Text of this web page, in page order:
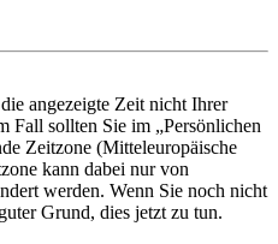
angezeigte Zeit nicht Ihrer
Fall sollten Sie im „Persönlichen
Zeitzone (Mitteleuropäische
kann dabei nur von
werden. Wenn Sie noch nicht
Grund, dies jetzt zu tun.